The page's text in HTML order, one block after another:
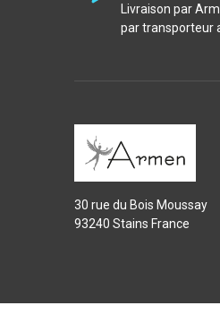
Livraison par
par transporteur
30 rue du Bois Moussay
93240 Stains France